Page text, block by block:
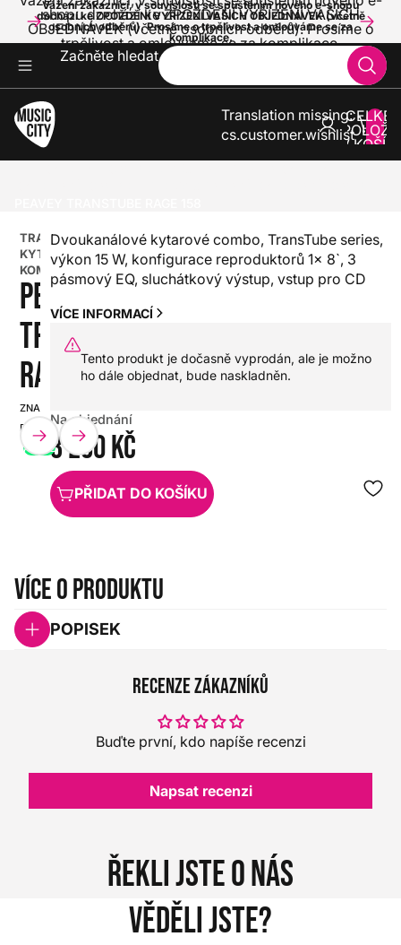
Vážení zákazníci, v souvislosti se spuštěním nového e-shopu
dochází ke ZPOŽDĚNÍ VYŘÍZENÍ VAŠICH OBJEDNÁVEK (včetně
osobních odběrů). Prosíme o trpělivost a omlouváme se za
komplikace.
shopu dochází ke ZPOŽDĚNÍ VYŘÍZENÍ VAŠICH
OBJEDNÁVEK (včetně osobních odběrů). Prosíme o
trpělivost a omlouváme se za komplikace.
Začněte hledat
Translation missing:
cs.customer.wishlist
V
0
TRANZISTOROVÁ
KYTAROVÁ
KOMBA
PEAVEY
TRANSTUBE
RAGE 158
ZNAČKA:
PEAVEY HX0000000072973
AKCE
Dvoukanálové kytarové combo, TransTube series,
výkon 15 W, konfigurace reproduktorů 1x 8`, 3
pásmový EQ, sluchátkový výstup, vstup pro CD
VÍCE INFORMACÍ
Tento produkt je dočasně vyprodán, ale je možno
ho dále objednat, bude naskladněn.
Na objednání
3 290 Kč
PŘIDAT DO KOŠÍKU
Více o produktu
POPISEK
Recenze zákazníků
Buďte první, kdo napíše recenzi
Napsat recenzi
Řekli jste o nás
Věděli jste?